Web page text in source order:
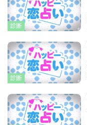
診断
診断